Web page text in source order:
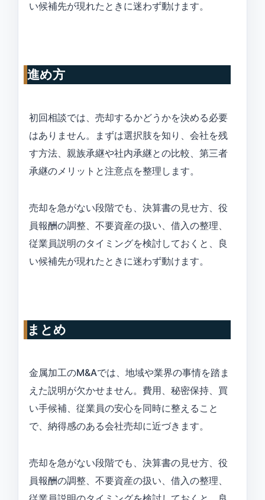
い候補先が現れたときに迷わず動けます。
進め方
初回相談では、売却するかどうかを決める必要
はありません。まずは選択肢を知り、会社を残
す方法、親族承継や社内承継との比較、第三者
承継のメリットと注意点を整理します。
売却を急がない段階でも、決算書の見せ方、役
員報酬の調整、不要資産の扱い、借入の整理、
従業員説明のタイミングを検討しておくと、良
い候補先が現れたときに迷わず動けます。
まとめ
金属加工のM&Aでは、地域や業界の事情を踏ま
えた説明が欠かせません。費用、秘密保持、買
い手候補、従業員の安心を同時に整えること
で、納得感のある会社売却に近づきます。
売却を急がない段階でも、決算書の見せ方、役
員報酬の調整、不要資産の扱い、借入の整理、